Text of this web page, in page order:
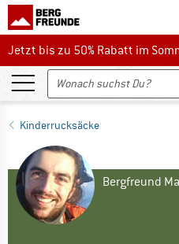
Jetzt bis zu 50% Rabatt im
Jetzt bis zu 50% Rabatt im
Kinderrucksäcke
Bergfreund